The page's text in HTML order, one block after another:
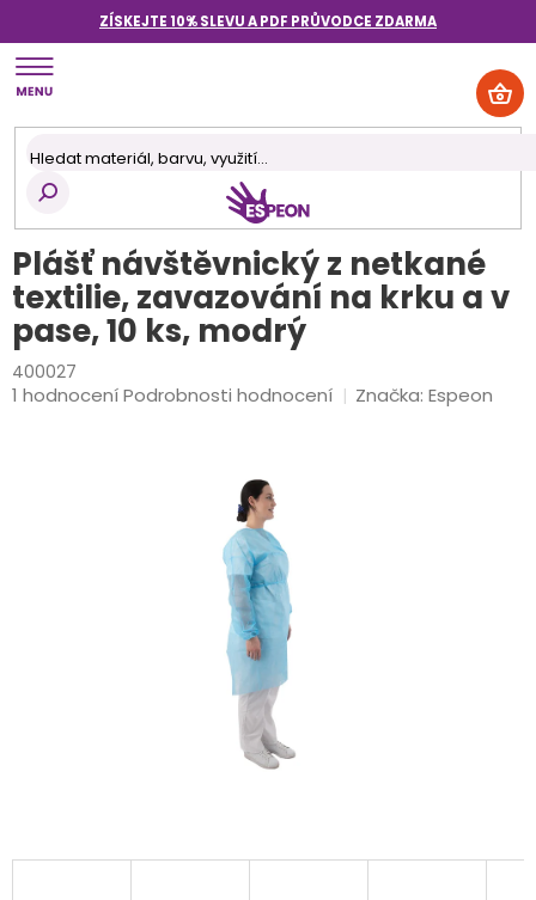
obsah
ZÍSKEJTE 10% SLEVU A PDF PRŮVODCE ZDARMA
Plášť návštěvnický z netkané
textilie, zavazování na krku a v
pase, 10 ks, modrý
400027
Průměrné
1 hodnoceníPodrobnosti hodnocení Značka:Espeon